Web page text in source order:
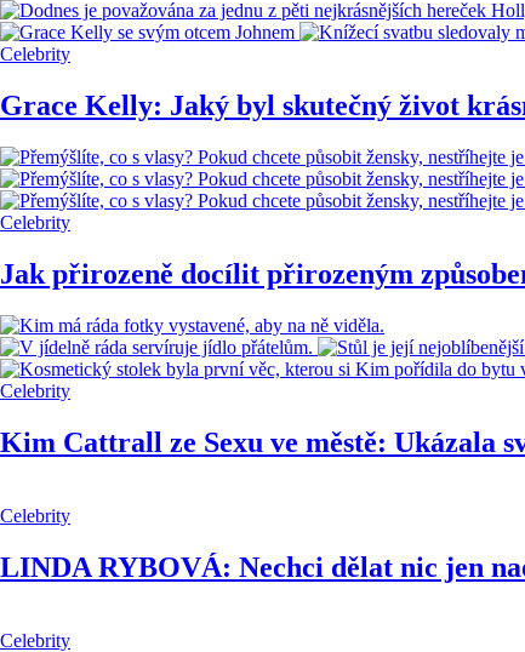
Celebrity
Grace Kelly: Jaký byl skutečný život
Celebrity
Jak přirozeně docílit přirozeným
Celebrity
Kim Cattrall ze Sexu ve městě: Ukázala
Celebrity
LINDA RYBOVÁ: Nechci dělat nic jen
Celebrity